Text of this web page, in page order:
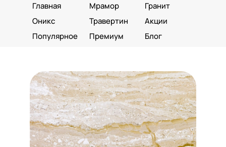
Главная
Мрамор
Гранит
Оникс
Травертин
Акции
Популярное
Премиум Блог